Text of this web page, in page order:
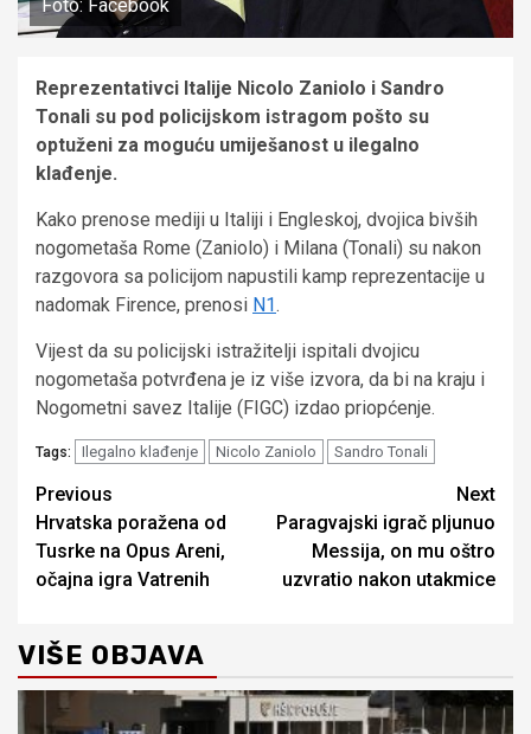
Foto: Facebook
Reprezentativci Italije Nicolo Zaniolo i Sandro
Tonali su pod policijskom istragom pošto su
optuženi za moguću umiješanost u ilegalno
klađenje.
Kako prenose mediji u Italiji i Engleskoj, dvojica bivših
nogometaša Rome (Zaniolo) i Milana (Tonali) su nakon
razgovora sa policijom napustili kamp reprezentacije u
nadomak Firence, prenosi N1.
Vijest da su policijski istražitelji ispitali dvojicu
nogometaša potvrđena je iz više izvora, da bi na kraju i
Nogometni savez Italije (FIGC) izdao priopćenje.
Tags: Ilegalno klađenje Nicolo Zaniolo Sandro Tonali
Continue
Reading
Previous
Hrvatska poražena od
Tusrke na Opus Areni,
očajna igra Vatrenih
Next
Paragvajski igrač pljunuo
Messija, on mu oštro
uzvratio nakon utakmice
VIŠE OBJAVA